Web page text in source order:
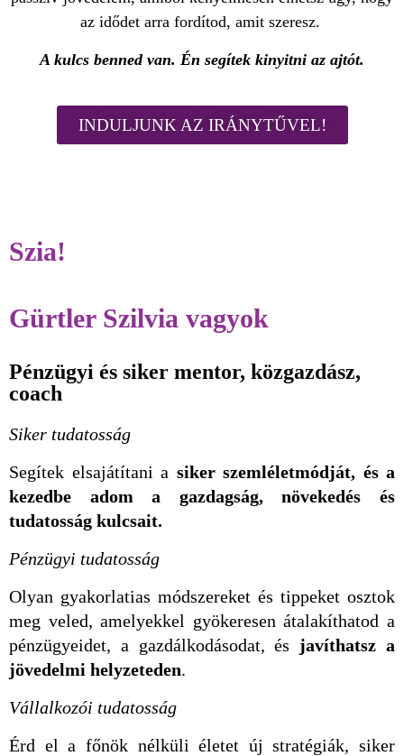
az idődet arra fordítod, amit szeresz.
A kulcs benned van. Én segítek kinyitni az ajtót.
INDULJUNK AZ IRÁNYTŰVEL!
Szia!
Gürtler Szilvia vagyok
Pénzügyi és siker mentor, közgazdász,
coach
Siker tudatosság
Segítek elsajátítani a siker szemléletmódját, és a
kezedbe adom a gazdagság, növekedés és
tudatosság kulcsait.
Pénzügyi tudatosság
Olyan gyakorlatias módszereket és tippeket osztok
meg veled, amelyekkel gyökeresen átalakíthatod a
pénzügyeidet, a gazdálkodásodat, és javíthatsz a
jövedelmi helyzeteden.
Vállalkozói tudatosság
Érd el a főnök nélküli életet új stratégiák, siker